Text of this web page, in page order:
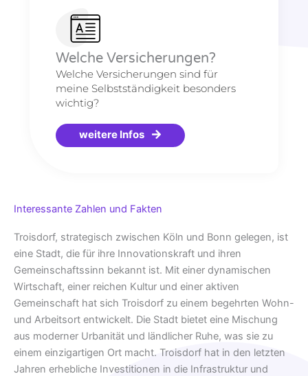
Welche Versicherungen?
Welche Versicherungen sind für
meine Selbstständigkeit besonders
wichtig?
weitere Infos
Interessante Zahlen und Fakten
Troisdorf, strategisch zwischen Köln und Bonn gelegen, ist
eine Stadt, die für ihre Innovationskraft und ihren
Gemeinschaftssinn bekannt ist. Mit einer dynamischen
Wirtschaft, einer reichen Kultur und einer aktiven
Gemeinschaft hat sich Troisdorf zu einem begehrten Wohn-
und Arbeitsort entwickelt. Die Stadt bietet eine Mischung
aus moderner Urbanität und ländlicher Ruhe, was sie zu
einem einzigartigen Ort macht. Troisdorf hat in den letzten
Jahren erhebliche Investitionen in die Infrastruktur und